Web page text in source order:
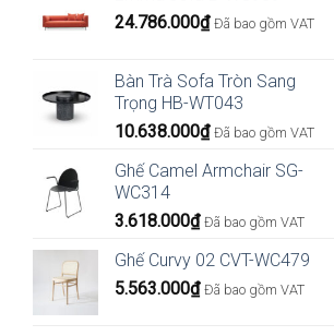
24.786.000₫ Đã bao gồm VAT
Bàn Trà Sofa Tròn Sang
Trọng HB-WT043
10.638.000₫ Đã bao gồm VAT
Ghế Camel Armchair SG-
WC314
3.618.000₫ Đã bao gồm VAT
Ghế Curvy 02 CVT-WC479
5.563.000₫ Đã bao gồm VAT